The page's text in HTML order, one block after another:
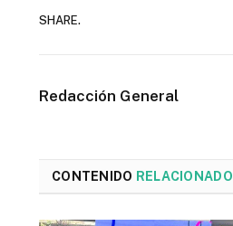
SHARE.
Redacción General
CONTENIDO RELACIONADO